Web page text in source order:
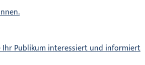
Publikum interessiert und informiert